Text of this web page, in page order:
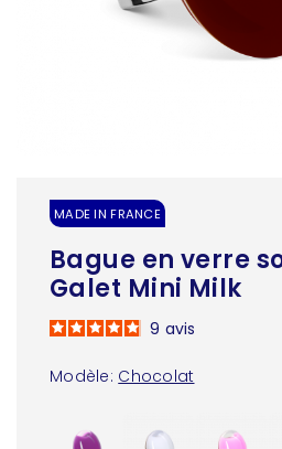
MADE IN FRANCE
Bague en verre
Galet Mini Milk
Modèle: Chocolat
9 avis